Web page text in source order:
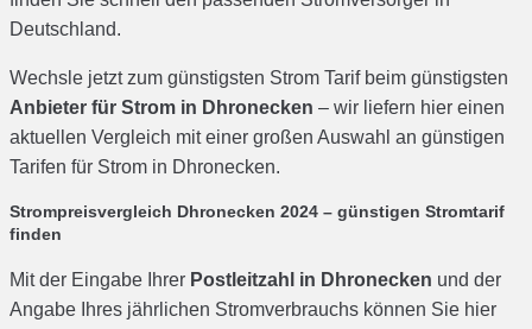
Deutschland.
Wechsle jetzt zum günstigsten Strom Tarif beim günstigsten
Anbieter für Strom in Dhronecken – wir liefern hier einen
aktuellen Vergleich mit einer großen Auswahl an günstigen
Tarifen für Strom in Dhronecken.
Strompreisvergleich Dhronecken 2024 – günstigen Stromtarif
finden
Mit der Eingabe Ihrer Postleitzahl in Dhronecken und der
Angabe Ihres jährlichen Stromverbrauchs können Sie hier